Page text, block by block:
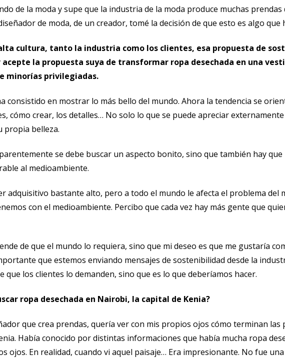
de la moda y supe que la industria de la moda produce muchas prendas
de moda, de un creador, tomé la decisión de que esto es algo que
cultura, tanto la industria como los clientes, esa propuesta de
la propuesta suya de transformar ropa desechada en una
minorías privilegiadas.
consistido en mostrar lo más bello del mundo. Ahora la tendencia se
cómo crear, los detalles… No solo lo que se puede apreciar
propia belleza.
se debe buscar un aspecto bonito, sino que también hay
al medioambiente.
adquisitivo bastante alto, pero a todo el mundo le afecta el problema del
con el medioambiente. Percibo que cada vez hay más gente que
de que el mundo lo requiera, sino que mi deseo es que me gustaría
que estemos enviando mensajes de sostenibilidad desde la
los clientes lo demanden, sino que es lo que deberíamos hacer.
ropa desechada en Nairobi, la capital de Kenia?
que crea prendas, quería ver con mis propios ojos cómo terminan las
Había conocido por distintas informaciones que había mucha ropa
ojos. En realidad, cuando vi aquel paisaje… Era impresionante. No fue